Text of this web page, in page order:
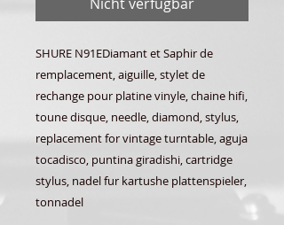
SHURE N91EDiamant et Saphir de
remplacement, aiguille, stylet de
rechange pour platine vinyle, chaine hifi,
toune disque, needle, diamond, stylus,
replacement for vintage turntable, aguja
tocadisco, puntina giradishi, cartridge
stylus, nadel fur kartushe plattenspieler,
tonnadel